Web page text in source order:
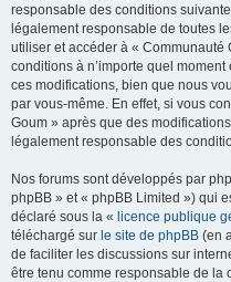
responsable des conditions
légalement responsable de toutes
utiliser et accéder à «
conditions à n’importe quel
ces modifications, bien que nous
par vous-même. En effet, si vous
Goum » après que des
légalement responsable des
Nos forums sont développés par
phpBB » et « phpBB Limited ») qui
déclaré sous la « licence publique
téléchargé sur le site de phpBB (en
de faciliter les discussions sur
être tenu comme responsable de la